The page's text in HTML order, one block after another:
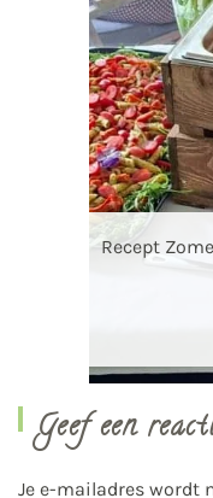
Recept
Geef een
Je e-mailadres wordt